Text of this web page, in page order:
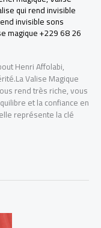
qui rend invisible
invisible sons
magique +229 68 26
Henri Affolabi,
Valise Magique
rend très riche, vous
et la confiance en
représente la clé